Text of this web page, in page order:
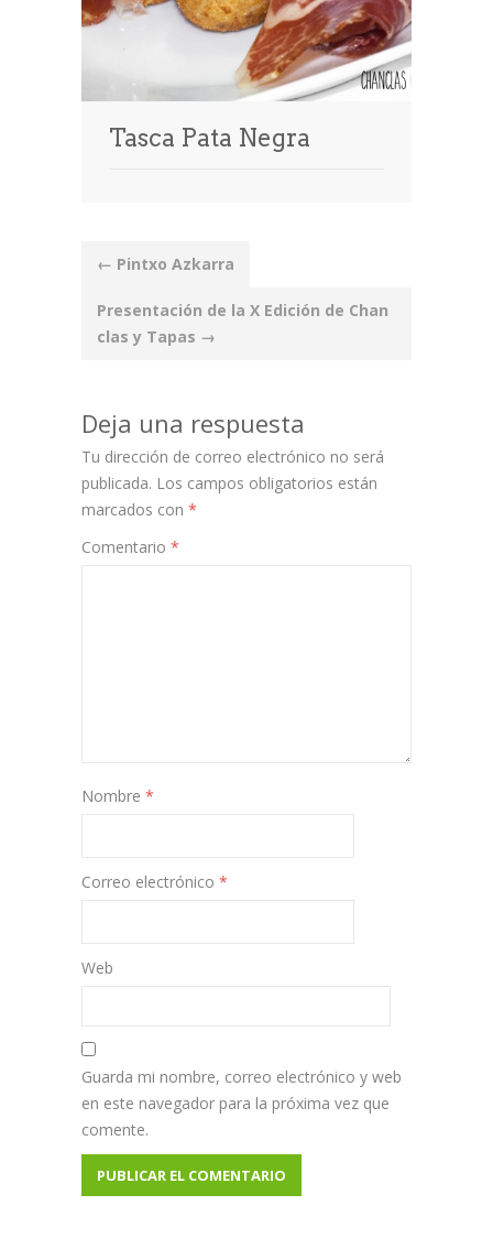
Tasca Pata Negra
Post
navigation
← Pintxo Azkarra
Presentación de la X Edición de Chan
clas y Tapas →
Deja una respuesta
Tu dirección de correo electrónico no será
publicada. Los campos obligatorios están
marcados con *
Comentario *
Nombre *
Correo electrónico *
Web
Guarda mi nombre, correo electrónico y web
en este navegador para la próxima vez que
comente.